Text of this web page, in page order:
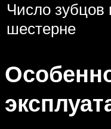
Число зубцов
шестерне